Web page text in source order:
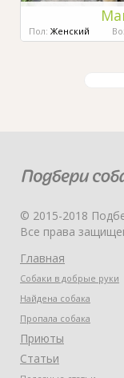
Пол: Женский
© 2015-2018
Все права
Главная
Собаки в добрые руки
Найдена собака
Пропала собака
Приюты
Статьи